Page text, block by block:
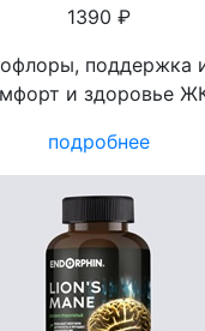
1390 ₽
поддержка
и здоровье
подробнее